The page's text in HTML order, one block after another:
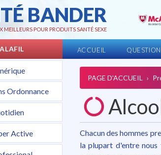
BANDER
MEILLEURS POUR PRODUITS SANTÉ SEXE
ACCUEIL
Ordonnance
Active
PAGE D'ACCUEIL
Chacun des hommes
la plupart d'entre